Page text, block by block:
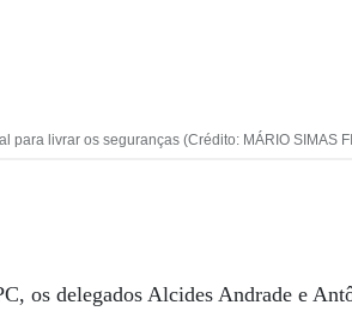
para livrar os seguranças (Crédito: MÁRIO SIMAS
os delegados Alcides Andrade e